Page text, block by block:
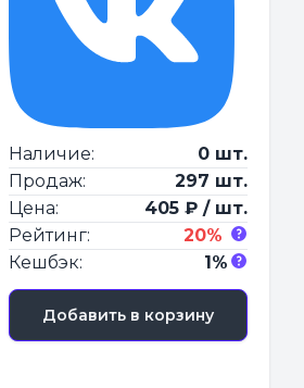
Наличие:
0 шт.
Продаж:
297 шт.
Цена:
405 ₽ / шт.
Рейтинг:
20%
Кешбэк:
1%
Добавить в корзину